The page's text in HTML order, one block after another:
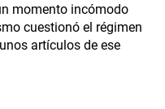
momento incómodo
cuestionó el régimen
artículos de ese